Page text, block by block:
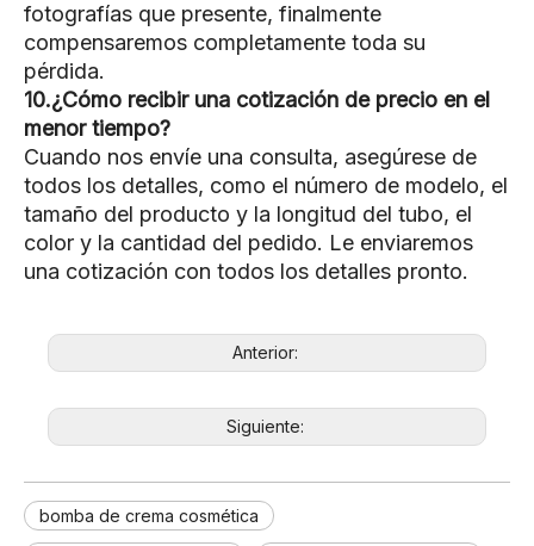
fotografías que presente, finalmente
compensaremos completamente toda su
pérdida.
10.¿Cómo recibir una cotización de precio en el
menor tiempo?
Cuando nos envíe una consulta, asegúrese de
todos los detalles, como el número de modelo, el
tamaño del producto y la longitud del tubo, el
color y la cantidad del pedido. Le enviaremos
una cotización con todos los detalles pronto.
Anterior:
Siguiente:
bomba de crema cosmética